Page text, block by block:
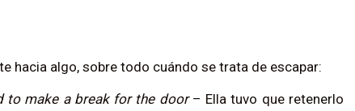
hacia algo, sobre todo cuándo se trata de escapar:
to make a break for the door – Ella tuvo que retenerlo